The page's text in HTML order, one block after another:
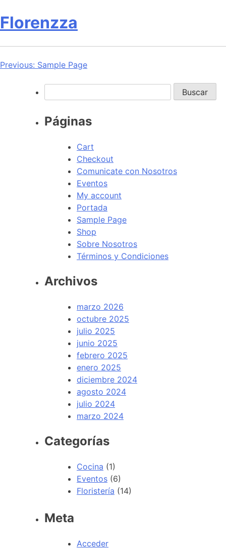
Florenzza
Navegación
entradas
Previous: Sample Page
Buscar:
Páginas
Cart
Checkout
Comunicate con Nosotros
Eventos
My account
Portada
Sample Page
Shop
Sobre Nosotros
Términos y Condiciones
Archivos
marzo 2026
octubre 2025
julio 2025
junio 2025
febrero 2025
enero 2025
diciembre 2024
agosto 2024
julio 2024
marzo 2024
Categorías
Cocina (1)
Eventos (6)
Floristería (14)
Meta
Acceder